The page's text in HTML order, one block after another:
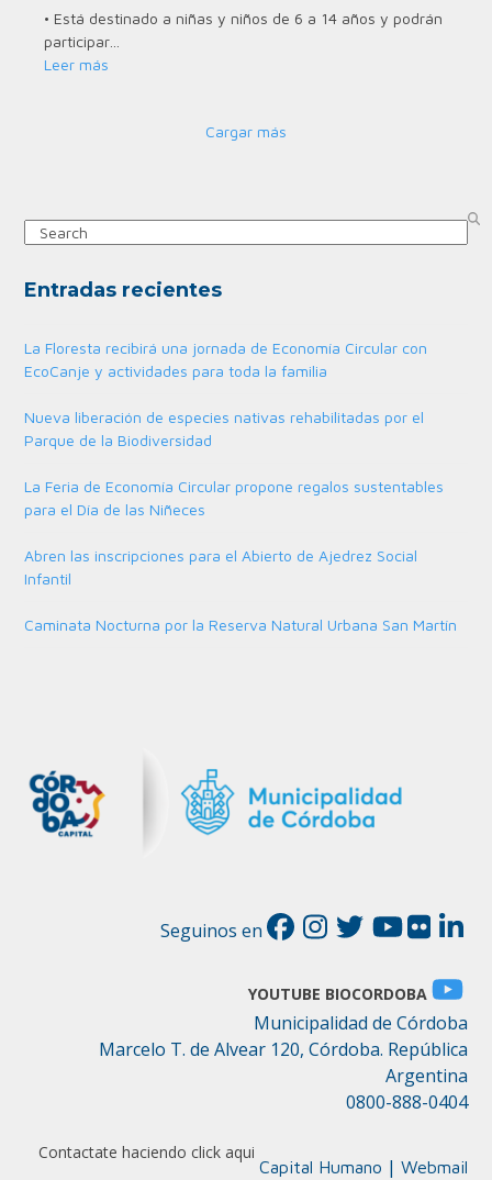
• Está destinado a niñas y niños de 6 a 14 años y podrán
participar…
Leer más
Cargar más
Search
Entradas recientes
La Floresta recibirá una jornada de Economía Circular con
EcoCanje y actividades para toda la familia
Nueva liberación de especies nativas rehabilitadas por el
Parque de la Biodiversidad
La Feria de Economía Circular propone regalos sustentables
para el Día de las Niñeces
Abren las inscripciones para el Abierto de Ajedrez Social
Infantil
Caminata Nocturna por la Reserva Natural Urbana San Martín
Contactate haciendo click aqui
Seguinos en
YOUTUBE BIOCORDOBA
Municipalidad de Córdoba
Marcelo T. de Alvear 120, Córdoba. República
Argentina
0800-888-0404
Capital Humano | Webmail